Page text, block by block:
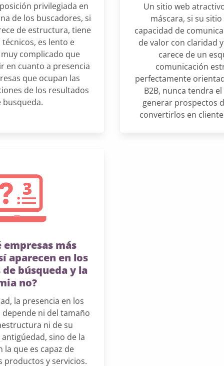
privilegiada en
de los buscadores, si
de estructura, tiene
es lento e
complicado que
en cuanto a presencia
que ocupan las
de los resultados
busqueda.
Un sitio web
máscara, si su
capacidad de
de valor con claridad
carece de un
comunicación
perfectamente
B2B, nunca tendra
generar prospectos
convertirlos en
empresas más
aparecen en los
búsqueda y la
no?
la presencia en los
ni del tamaño
ni de su
sino de la
la que es capaz de
productos y servicios.